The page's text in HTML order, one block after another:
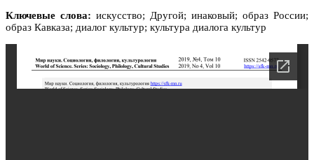
Ключевые слова: искусство; Другой; инаковый; образ России;
образ Кавказа; диалог культур; культура диалога культур